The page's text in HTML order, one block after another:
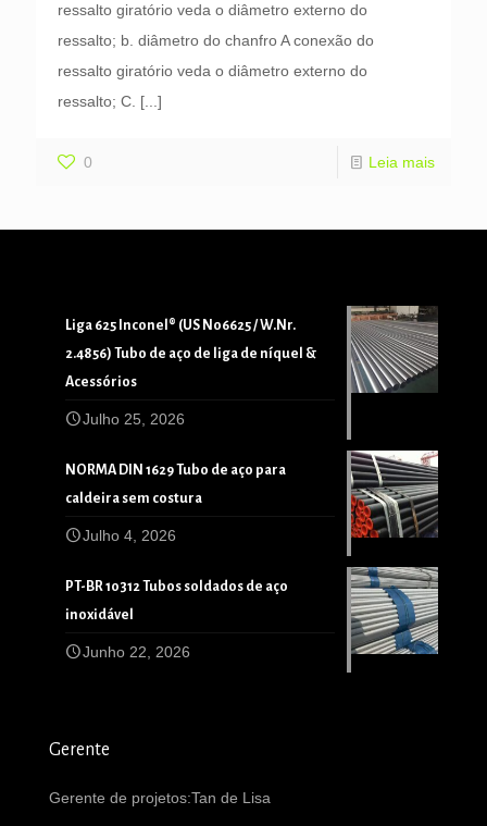
ressalto giratório veda o diâmetro externo do
ressalto; b. diâmetro do chanfro A conexão do
ressalto giratório veda o diâmetro externo do
ressalto; C. [...]
0 Leia mais
Liga 625 Inconel® (US N06625 / W.Nr.
2.4856) Tubo de aço de liga de níquel &
Acessórios
Julho 25, 2026
NORMA DIN 1629 Tubo de aço para
caldeira sem costura
Julho 4, 2026
PT-BR 10312 Tubos soldados de aço
inoxidável
Junho 22, 2026
Gerente
Gerente de projetos:Tan de Lisa